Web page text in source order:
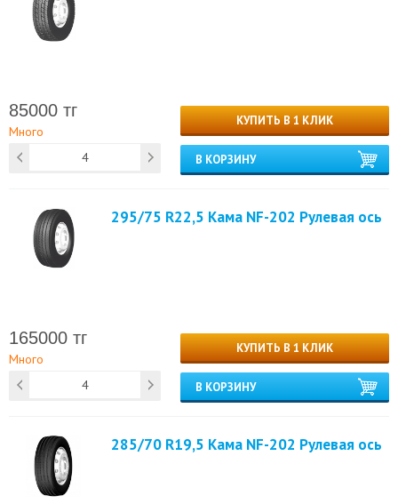
85000 тг
Много
КУПИТЬ В 1 КЛИК
В КОРЗИНУ
295/75 R22,5 Кама NF-202 Рулевая ось
165000 тг
Много
КУПИТЬ В 1 КЛИК
В КОРЗИНУ
285/70 R19,5 Кама NF-202 Рулевая ось